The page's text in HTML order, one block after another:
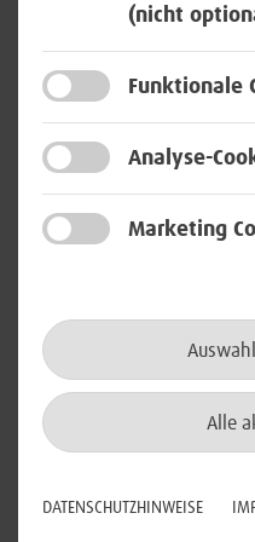
(nicht
Funktionale
Analyse-
Marketing
Alle
DATENSCHUTZHINWEISE
Registrierungs- und
Ausweisstelle)
in Berlin
Workplace
Communication
(24/7) (m/w/d)
in Rheinbach